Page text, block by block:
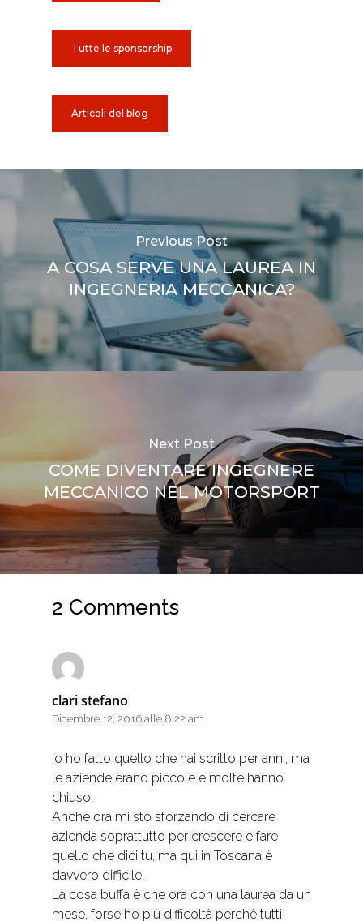
Tutte le sponsorship
Articoli del blog
Previous Post
A COSA SERVE UNA LAUREA IN
INGEGNERIA MECCANICA?
Next Post
COME DIVENTARE INGEGNERE
MECCANICO NEL MOTORSPORT
2 Comments
clari stefano
Dicembre 12, 2016 alle 8:22 am
Io ho fatto quello che hai scritto per anni, ma
le aziende erano piccole e molte hanno
chiuso.
Anche ora mi stò sforzando di cercare
azienda soprattutto per crescere e fare
quello che dici tu, ma qui in Toscana è
davvero difficile.
La cosa buffa è che ora con una laurea da un
mese, forse ho più difficoltà perchè tutti